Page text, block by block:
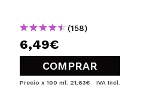
(158)
6,49€
COMPRAR
Precio x 100 ml: 21,63€ IVA Incl.